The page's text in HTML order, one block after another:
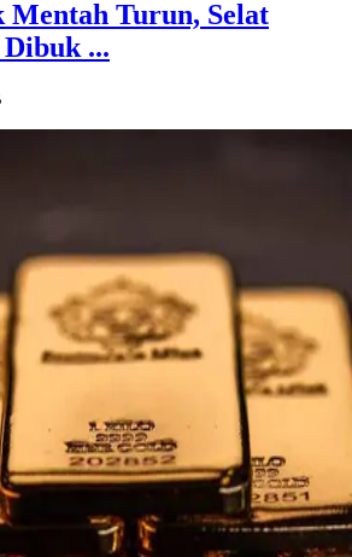
Turun, Selat
...